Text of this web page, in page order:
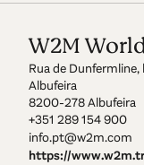
W2M
Rua de
Albufeira
8200-278 Albufeira
+351 289 154 900
info.pt@w2m.com
https://